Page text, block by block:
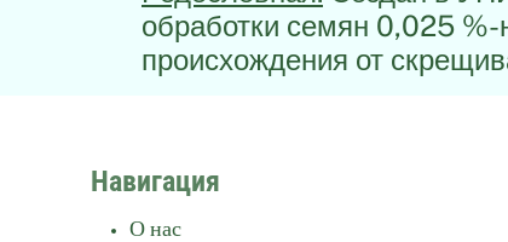
обработки семян 0,025
происхождения от
Навигация
О нас